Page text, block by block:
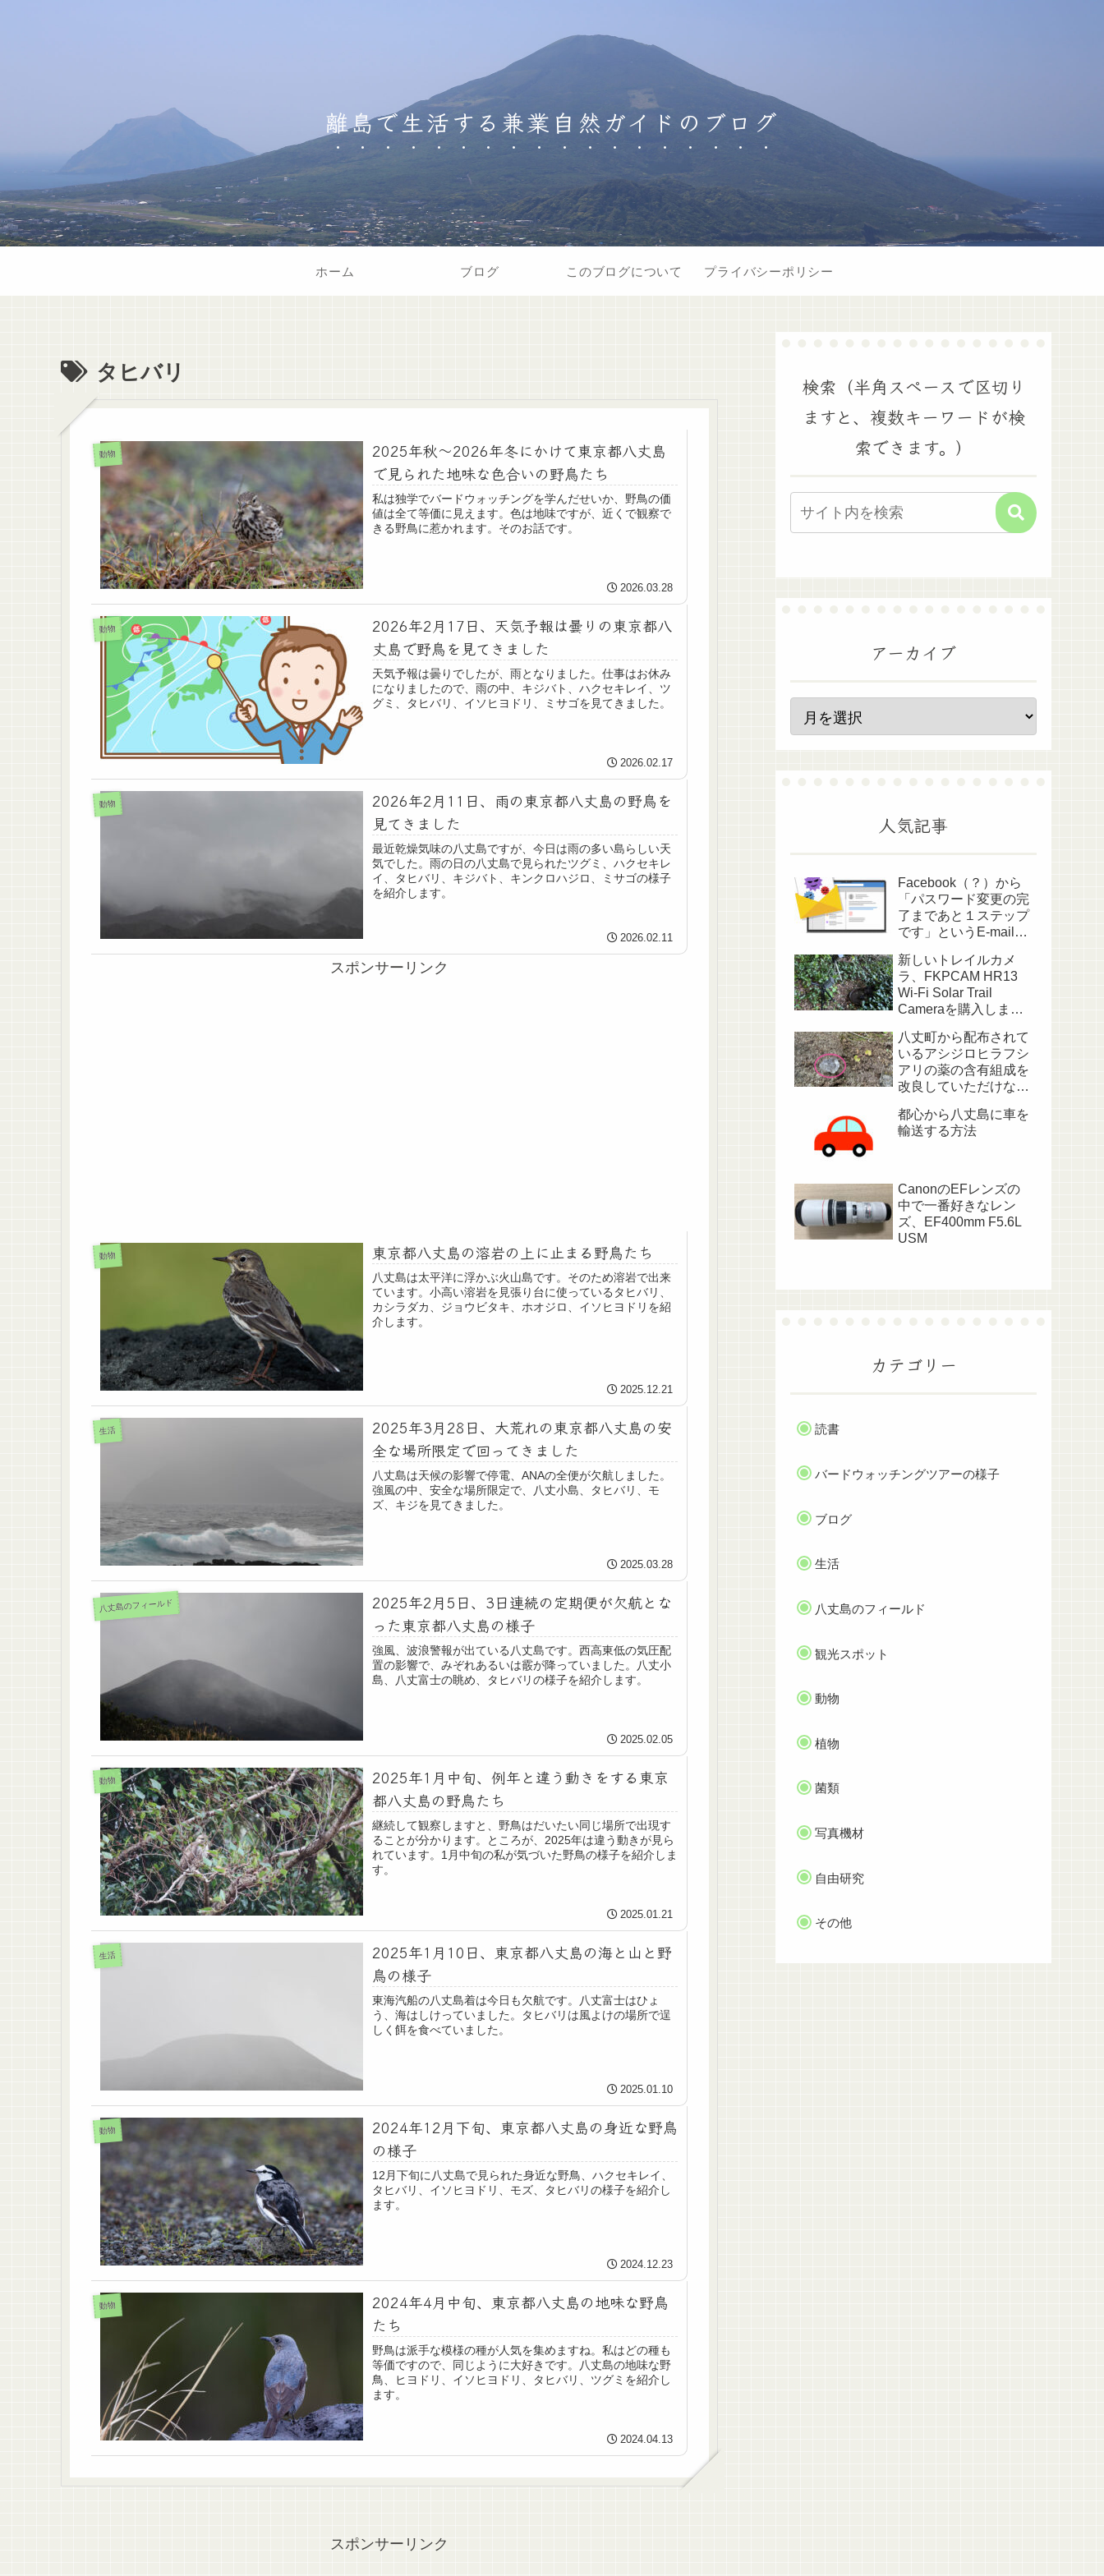
離島で生活する兼業自然ガイドのブログ
ホーム ブログ このブログについて プライバシーポリシー
タヒバリ
動物
2025年秋～2026年冬にかけて東京都八丈島
で見られた地味な色合いの野鳥たち
私は独学でバードウォッチングを学んだせいか、野鳥の価
値は全て等価に見えます。色は地味ですが、近くで観察で
きる野鳥に惹かれます。そのお話です。
2026.03.28
動物
2026年2月17日、天気予報は曇りの東京都八
丈島で野鳥を見てきました
天気予報は曇りでしたが、雨となりました。仕事はお休み
になりましたので、雨の中、キジバト、ハクセキレイ、ツ
グミ、タヒバリ、イソヒヨドリ、ミサゴを見てきました。
2026.02.17
動物
2026年2月11日、雨の東京都八丈島の野鳥を
見てきました
最近乾燥気味の八丈島ですが、今日は雨の多い島らしい天
気でした。雨の日の八丈島で見られたツグミ、ハクセキレ
イ、タヒバリ、キジバト、キンクロハジロ、ミサゴの様子
を紹介します。
2026.02.11
スポンサーリンク
動物 東京都八丈島の溶岩の上に止まる野鳥たち
八丈島は太平洋に浮かぶ火山島です。そのため溶岩で出来
ています。小高い溶岩を見張り台に使っているタヒバリ、
カシラダカ、ジョウビタキ、ホオジロ、イソヒヨドリを紹
介します。
2025.12.21
生活
2025年3月28日、大荒れの東京都八丈島の安
全な場所限定で回ってきました
八丈島は天候の影響で停電、ANAの全便が欠航しました。
強風の中、安全な場所限定で、八丈小島、タヒバリ、モ
ズ、キジを見てきました。
2025.03.28
八丈島のフィールド
2025年2月5日、3日連続の定期便が欠航とな
った東京都八丈島の様子
強風、波浪警報が出ている八丈島です。西高東低の気圧配
置の影響で、みぞれあるいは霰が降っていました。八丈小
島、八丈富士の眺め、タヒバリの様子を紹介します。
2025.02.05
動物
2025年1月中旬、例年と違う動きをする東京
都八丈島の野鳥たち
継続して観察しますと、野鳥はだいたい同じ場所で出現す
ることが分かります。ところが、2025年は違う動きが見ら
れています。1月中旬の私が気づいた野鳥の様子を紹介しま
す。
2025.01.21
生活
2025年1月10日、東京都八丈島の海と山と野
鳥の様子
東海汽船の八丈島着は今日も欠航です。八丈富士はひょ
う、海はしけっていました。タヒバリは風よけの場所で逞
しく餌を食べていました。
2025.01.10
動物
2024年12月下旬、東京都八丈島の身近な野鳥
の様子
12月下旬に八丈島で見られた身近な野鳥、ハクセキレイ、
タヒバリ、イソヒヨドリ、モズ、タヒバリの様子を紹介し
ます。
2024.12.23
動物
2024年4月中旬、東京都八丈島の地味な野鳥
たち
野鳥は派手な模様の種が人気を集めますね。私はどの種も
等価ですので、同じように大好きです。八丈島の地味な野
鳥、ヒヨドリ、イソヒヨドリ、タヒバリ、ツグミを紹介し
ます。
2024.04.13
スポンサーリンク
検索（半角スペースで区切り
ますと、複数キーワードが検
索できます。）
アーカイブ
人気記事
Facebook（？）から
「パスワード変更の完
了まであと１ステップ
です」というE-mailが
新しいトレイルカメ
ラ、FKPCAM HR13
Wi-Fi Solar Trail
Cameraを購入しまし
八丈町から配布されて
いるアシジロヒラフシ
アリの薬の含有組成を
改良していただけない
都心から八丈島に車を
輸送する方法
CanonのEFレンズの
中で一番好きなレン
ズ、EF400mm F5.6L
USM
カテゴリー
読書
バードウォッチングツアーの様子
ブログ
生活
八丈島のフィールド
観光スポット
動物
植物
菌類
写真機材
自由研究
その他